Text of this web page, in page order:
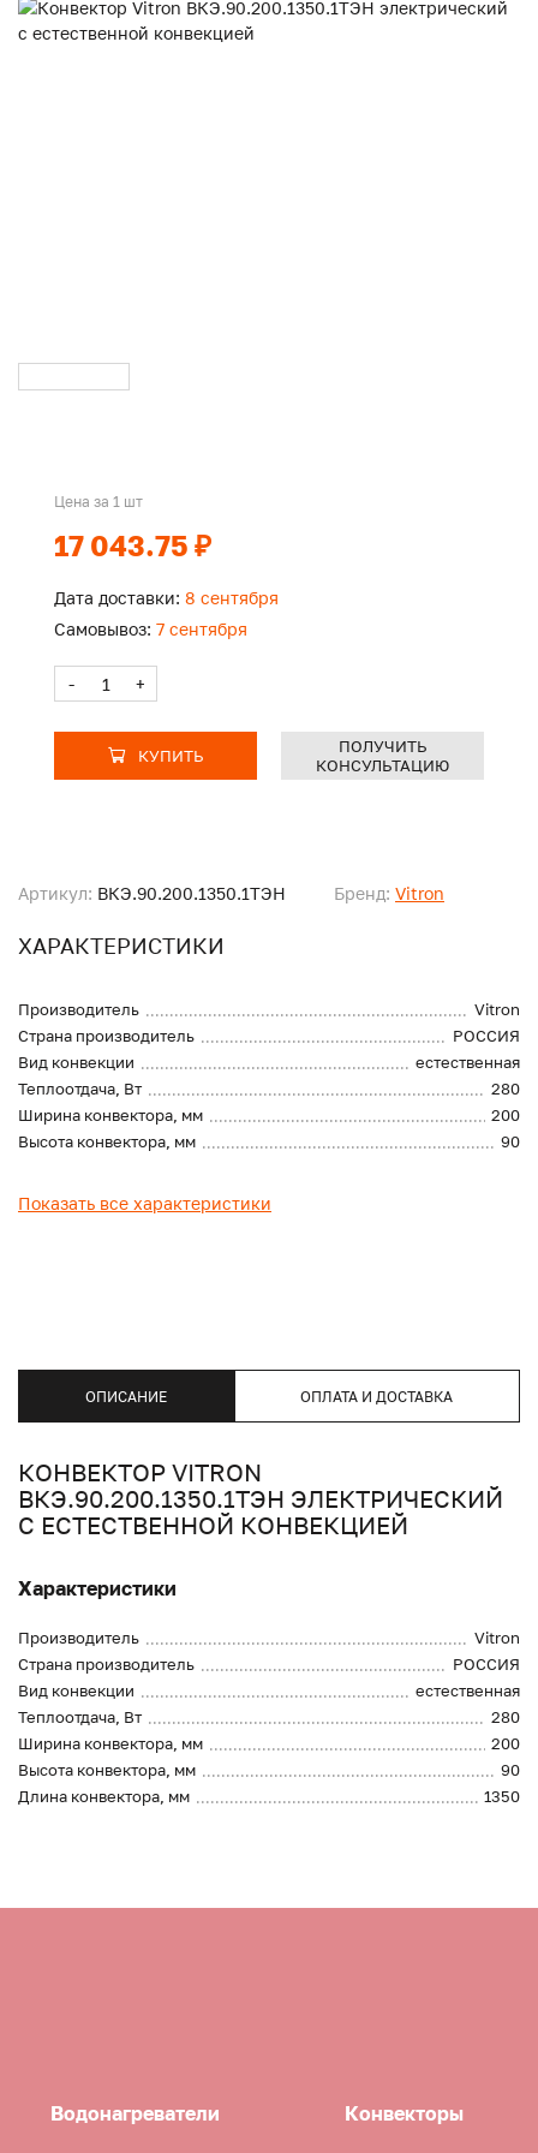
Артикул: ВКЭ.90.200.1350.1ТЭН Бренд: Vitron
ХАРАКТЕРИСТИКИ
Производитель
Vitron
Страна производитель
РОССИЯ
Вид конвекции
естественная
Теплоотдача, Вт
280
Ширина конвектора, мм
200
Высота конвектора, мм
90
Показать все характеристики
Цена за 1 шт
17 043.75 ₽
Дата доставки: 8 сентября
Самовывоз: 7 сентября
- +
КУПИТЬ
ПОЛУЧИТЬ
КОНСУЛЬТАЦИЮ
ОПИСАНИЕ ОПЛАТА И ДОСТАВКА
КОНВЕКТОР VITRON
ВКЭ.90.200.1350.1ТЭН ЭЛЕКТРИЧЕСКИЙ
С ЕСТЕСТВЕННОЙ КОНВЕКЦИЕЙ
Характеристики
Производитель
Vitron
Страна производитель
РОССИЯ
Вид конвекции
естественная
Теплоотдача, Вт
280
Ширина конвектора, мм
200
Высота конвектора, мм
90
Длина конвектора, мм
1350
Водонагреватели Конвекторы